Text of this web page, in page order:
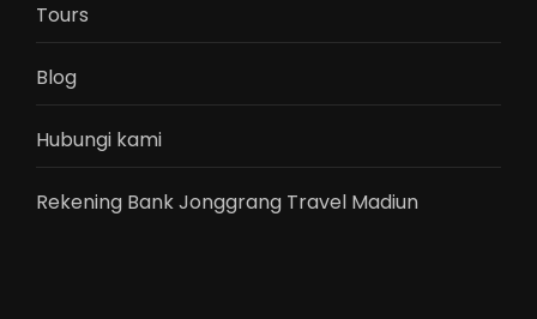
Tours
Blog
Hubungi kami
Rekening Bank Jonggrang Travel Madiun